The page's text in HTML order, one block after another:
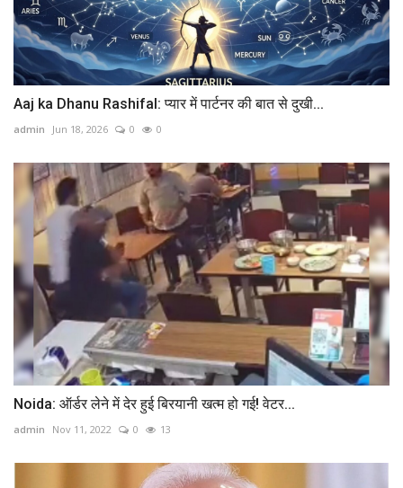
Aaj ka Dhanu Rashifal: प्यार में पार्टनर की बात से दुखी...
admin Jun 18, 2026 0 0
Noida: ऑर्डर लेने में देर हुई बिरयानी खत्म हो गई! वेटर...
admin Nov 11, 2022 0 13